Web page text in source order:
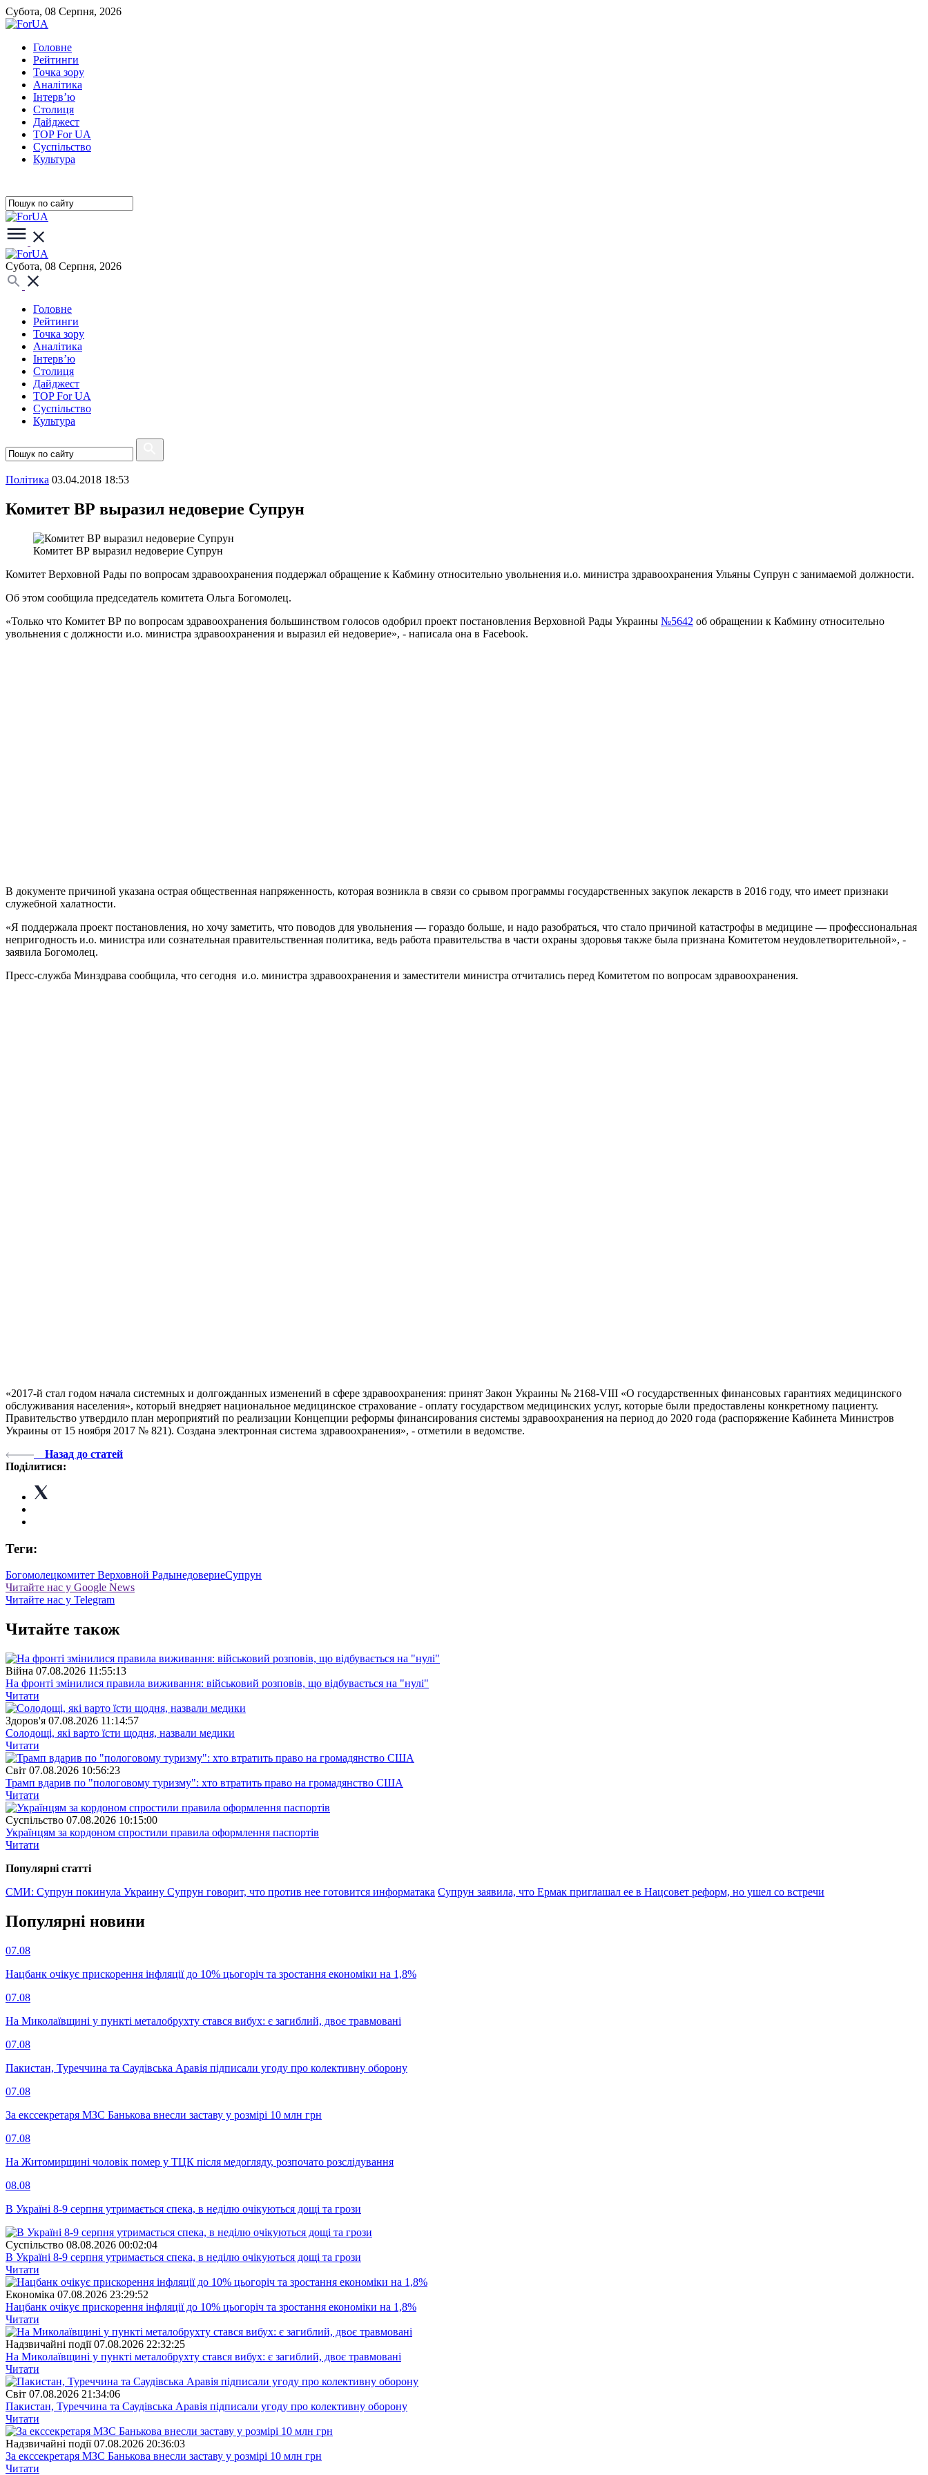
Субота, 08 Серпня, 2026
Головне
Рейтинги
Точка зору
Аналітика
Інтерв’ю
Столиця
Дайджест
TOP For UA
Суспiльство
Культура
Субота, 08 Серпня, 2026
Головне
Рейтинги
Точка зору
Аналітика
Інтерв’ю
Столиця
Дайджест
TOP For UA
Суспiльство
Культура
Полiтика 03.04.2018 18:53
Комитет ВР выразил недоверие Супрун
Комитет ВР выразил недоверие Супрун
Комитет Верховной Рады по вопросам здравоохранения поддержал обращение к Кабмину относительно увольнения и.о. министра здравоохранения Ульяны Супрун с занимаемой должности.
Об этом сообщила председатель комитета Ольга Богомолец.
«Только что Комитет ВР по вопросам здравоохранения большинством голосов одобрил проект постановления Верховной Рады Украины №5642 об обращении к Кабмину относительно
увольнения с должности и.о. министра здравоохранения и выразил ей недоверие», - написала она в Facebook.
В документе причиной указана острая общественная напряженность, которая возникла в связи со срывом программы государственных закупок лекарств в 2016 году, что имеет признаки
служебной халатности.
«Я поддержала проект постановления, но хочу заметить, что поводов для увольнения — гораздо больше, и надо разобраться, что стало причиной катастрофы в медицине — профессиональная
непригодность и.о. министра или сознательная правительственная политика, ведь работа правительства в части охраны здоровья также была признана Комитетом неудовлетворительной», -
заявила Богомолец.
Пресс-служба Минздрава сообщила, что сегодня и.о. министра здравоохранения и заместители министра отчитались перед Комитетом по вопросам здравоохранения.
«2017-й стал годом начала системных и долгожданных изменений в сфере здравоохранения: принят Закон Украины № 2168-VIII «О государственных финансовых гарантиях медицинского
обслуживания населения», который внедряет национальное медицинское страхование - оплату государством медицинских услуг, которые были предоставлены конкретному пациенту.
Правительство утвердило план мероприятий по реализации Концепции реформы финансирования системы здравоохранения на период до 2020 года (распоряжение Кабинета Министров
Украины от 15 ноября 2017 № 821). Создана электронная система здравоохранения», - отметили в ведомстве.
Назад до статей
Поділитися:
Теги:
Богомолецкомитет Верховной РадынедовериеСупрун
Читайте нас у Google News
Читайте нас у Telegram
Читайте також
Війна 07.08.2026 11:55:13
На фронті змінилися правила виживання: військовий розповів, що відбувається на "нулі"
Читати
Здоров'я 07.08.2026 11:14:57
Солодощі, які варто їсти щодня, назвали медики
Читати
Свiт 07.08.2026 10:56:23
Трамп вдарив по "пологовому туризму": хто втратить право на громадянство США
Читати
Суспiльство 07.08.2026 10:15:00
Українцям за кордоном спростили правила оформлення паспортів
Читати
Популярнi статтi
СМИ: Супрун покинула Украину Супрун говорит, что против нее готовится информатака Супрун заявила, что Ермак приглашал ее в Нацсовет реформ, но ушел со встречи
Популярнi новини
07.08
Нацбанк очікує прискорення інфляції до 10% цьогоріч та зростання економіки на 1,8%
07.08
На Миколаївщині у пункті металобрухту стався вибух: є загиблий, двоє травмовані
07.08
Пакистан, Туреччина та Саудівська Аравія підписали угоду про колективну оборону
07.08
За екссекретаря МЗС Банькова внесли заставу у розмірі 10 млн грн
07.08
На Житомирщині чоловік помер у ТЦК після медогляду, розпочато розслідування
08.08
В Україні 8-9 серпня утримається спека, в неділю очікуються дощі та грози
Суспiльство 08.08.2026 00:02:04
В Україні 8-9 серпня утримається спека, в неділю очікуються дощі та грози
Читати
Економіка 07.08.2026 23:29:52
Нацбанк очікує прискорення інфляції до 10% цьогоріч та зростання економіки на 1,8%
Читати
Надзвичайні події 07.08.2026 22:32:25
На Миколаївщині у пункті металобрухту стався вибух: є загиблий, двоє травмовані
Читати
Свiт 07.08.2026 21:34:06
Пакистан, Туреччина та Саудівська Аравія підписали угоду про колективну оборону
Читати
Надзвичайні події 07.08.2026 20:36:03
За екссекретаря МЗС Банькова внесли заставу у розмірі 10 млн грн
Читати